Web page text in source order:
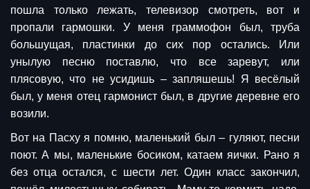
пошла только лежать, телевизор смотреть, вот и
пропали гармошки. У меня граммофон был, труба
большущая, пластинки до сих пор остались. Или
унылую песню поставлю, что все заревут, или
плясовую, что не усидишь – запляшешь! Я весёлый
был, у меня отец гармонист был, в другие деревне его
возили.
Вот на Пасху я помню, маленький был – гуляют, песни
поют. А мы, маленькие босиком, катаем яички. Рано я
без отца остался, с шести лет. Один класс закончил,